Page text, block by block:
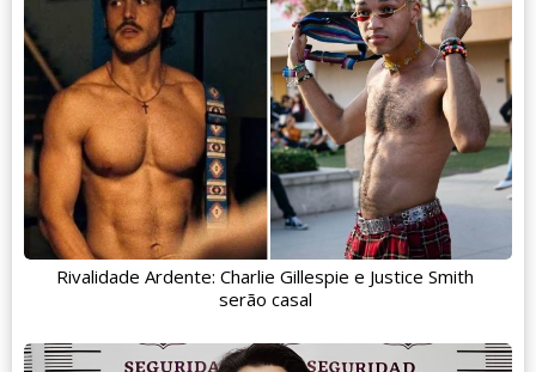
Rivalidade Ardente: Charlie Gillespie e Justice Smith
serão casal